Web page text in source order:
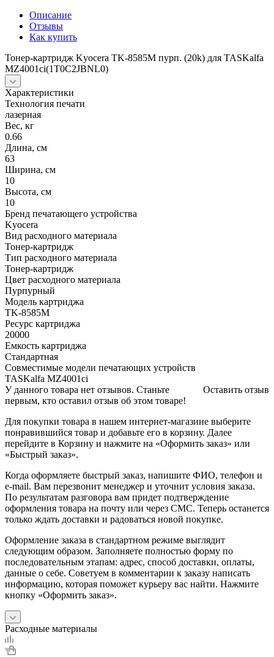
Описание
Отзывы
Как купить
Тонер-картридж Kyocera TK-8585M пурп. (20k) для TASKalfa
MZ4001ci(1T0C2JBNL0)
Характеристики
Технология печати
лазерная
Вес, кг
0.66
Длина, см
63
Ширина, см
10
Высота, см
10
Бренд печатающего устройства
Kyocera
Вид расходного материала
Тонер-картридж
Тип расходного материала
Тонер-картридж
Цвет расходного материала
Пурпурный
Модель картриджа
TK-8585M
Ресурс картриджа
20000
Емкость картриджа
Стандартная
Совместимые модели печатающих устройств
TASKalfa MZ4001ci
Оставить отзыв
У данного товара нет отзывов. Станьте
первым, кто оставил отзыв об этом товаре!
Для покупки товара в нашем интернет-магазине выберите
понравившийся товар и добавьте его в корзину. Далее
перейдите в Корзину и нажмите на «Оформить заказ» или
«Быстрый заказ».
Когда оформляете быстрый заказ, напишите ФИО, телефон и
e-mail. Вам перезвонит менеджер и уточнит условия заказа.
По результатам разговора вам придет подтверждение
оформления товара на почту или через СМС. Теперь останется
только ждать доставки и радоваться новой покупке.
Оформление заказа в стандартном режиме выглядит
следующим образом. Заполняете полностью форму по
последовательным этапам: адрес, способ доставки, оплаты,
данные о себе. Советуем в комментарии к заказу написать
информацию, которая поможет курьеру вас найти. Нажмите
кнопку «Оформить заказ».
Расходные материалы